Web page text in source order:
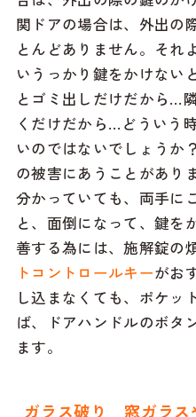
関ドアの場合は、外出の
とんどありません。それ
いうっかり鍵をかけない
とゴミ出しだけだから…
くだけだから…どういう
いのではないでしょうか
の被害にあうことがありま
分かっていても、両手に
と、面倒になって、鍵を
善する為には、施解錠の
トコントロールキーがお
し込まなくても、ポケッ
ば、ドアハンドルのボタ
ます。
ガラス破り 窓ガラス